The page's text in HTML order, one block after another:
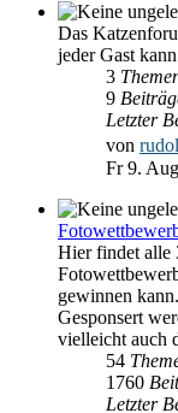
Das
jeder Gast
3
9
Letzter
von
Fr 9.
Hier findet alle
gewinnen kann.
Gesponsert
vielleicht auch
54
1760
Letzter